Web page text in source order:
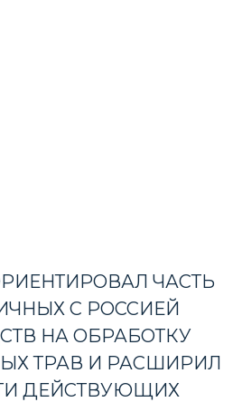
ЧАСТЬ
С РОССИЕЙ
НА ОБРАБОТКУ
ТРАВ И РАСШИРИЛ
ДЕЙСТВУЮЩИХ